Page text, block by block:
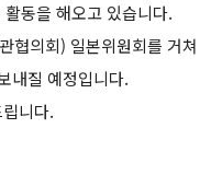
동을 해오고 있습니다.
협의회) 일본위원회를 거쳐
내질 예정입니다.
니다.